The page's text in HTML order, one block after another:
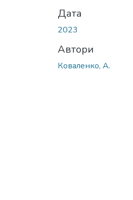
Дата
2023
Автори
Коваленко, А.